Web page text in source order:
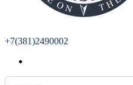
+7(381)2490002